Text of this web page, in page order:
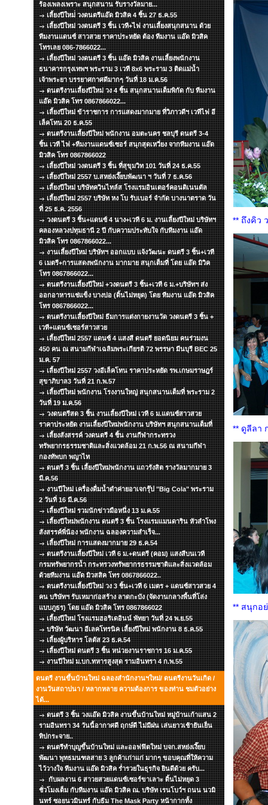
ร้องเพลงเพราะ สนุกสนาน รับรางวัลมาย...
เลี้ยงปีใหม่่ วงดนตรีแอ๊ด มิวสิค 4 ชิ้น 27 ธ.ค.55
เลี้ยงปีใหม่ วงดนตรี 3 ชิ้น เวที+ไฟ งานเลี้ยงสนุกสนาน ด้วย
ทีมงานแดนซ์ สาวสวย ราคาประหยัด ต้อง ทีมงาน แอ๊ด มิวสิค
โทรเลย 086-7866022...
เลี้ยงปีใหม่ วงดนตรี 3 ชิ้น แอ๊ด มิวสิค งานเลี้ยงพนักงาน
ธนาคารกรุงเทพฯ พระราม 3 เวที 8x6 พระราม 3 ติดแม่น้ำ
เจ้าพระยา บรรยาศกาศดีมากๆ วันที่ 18 ม.ค.56
ดนตรีงานเลี้ยงปีใหม่ วง 4 ชิ้น สนุกสนานเต็มพิกัด กับ ทีมงาน
แอ๊ด มิวสิค โทร 0867866022...
เลี้ยงปีใหม่ ข้าราชการ การแสดงมากมาย ที่วิภาวดีฯ เวทีไฟ อี
เล็คโทน 20 ธ.ค.55
ดนตรีงานเลี้ยงปีใหม่ พนักงาน อมตะนคร ชลบุรี ดนตรี 3-4
ชิ้น เวที ไฟ +ทีมงานแดนซ์เซอร์ สนุกสุดเหวี่ยง จากทีมงาน แอ๊ด
มิวสิค โทร 0867866022
เลี้ยงปีใหม่ วงดนตรี 3 ชิ้น ที่สุขุมวิท 101 วันที่ 24 ธ.ค.55
เลี้ยงปีใหม่ 2557 บ.สหย่งเงี๊ยบพัฒนา ฯ วันที่ 7 ธ.ค.56
เลี้ยงปีใหม่ บริษัทควินไทล์ส โรงแรมอินเตอร์คอนติเนนตัล
เลี้ยงปีใหม่ 2557 บริษัท หง โบ รับเบอร์ จำกัด บางนาตราด วัน
ที่ 25 ธ.ค. 2556
วงดนตรี 3 ชิ้น+แดนซ์ 4 นาง+เวที 6 ม. งานเลี้ยงปีใหม่ บริษัทฯ
คลองหลวงปทุมธานี 2 ปี กับความประทับใจ กับทีมงาน แอ๊ด
มิวสิค โทร 0867866022...
งานเลี้ยงปีใหม่ บริษัทฯ ออกแบบ แจ้งวัฒนะ ดนตรี 3 ชิ้น+เวที
6 เมตรี+การแสดงพนักงาน มากมาย สนุกเต็มที่ โดย แอ๊ด มิวิค
โทร 0867866022...
ดนตรีงานเลี้ยงปีใหม่ +วงดนตรี 3 ชิ้น+เวที 6 ม.+บริษัทฯ ส่ง
ออกอาหารแช่แข็ง บางบ่อ (ดิ้นไม่หยุด) โดย ทีมงาน แอ๊ด มิวสิค
โทร 0867866022...
ดนตรีงานเลี้ยงปีใหม่ ธีมการแต่งกายงานวัด วงดนตรี 3 ชิ้น +
เวที+แดนซ์เซอร์สาวสวย
เลี้ยงปีใหม่ 2557 แดนซ์ 4 แสงสี ดนตรี ยอดนิยม คนร่วมงน
450 คน ณ สนามกีฬาเฉลิมพระเกียรติ 72 พรรษา มีนบุรี BEC 25
ม.ค. 57
เลี้ยงปีใหม่ 2557 วงอีเล็คโทน ราคาประหยัด รพ.เกษมราษฎร์
สุขาภิบาล3 วันที่ 21 ก.พ.57
เลี้ยงปีใหม่ พนักงาน โรงงานใหญ่ สนุกสนานเต็มที่ พระราม 2
วันที่ 19 ม.ค.56
วงดนตรีสด 3 ชิ้น งานเลี้ยงปีใหม่ เวที 6 ม.แดนซ์สาวสวย
ราคาประหยัด งานเลี้ยงปีใหม่พนักงาน บริษัทฯ สนุกสนานเต็มที่
เลี้ยงสังสรรค์ วงดนตรี 4 ชิ้น งานกีฬากระทรวง
ทรัพยากรธรรมชาติและสิ่งแวดล้อม 21 ก.พ.56 ณ สนามกีฬา
กองทัพบก พญาไท
ดนตรี 3 ชิ้น เลี้ยงปีใหม่พนักงาน แถวรังสิต รางวัลมากมาย 3
มี.ค.56
งานปีใหม่ เครื่องดื่มน้ำดำค่ายอาเจกรุ๊ป "Big Cola" พระราม
2 วันที่ 16 มี.ค.56
เลี้ยงปีใหม่ รวมนักข่าวมือหนึ่ง 13 ม.ค.55
เลี้ยงปีใหม่พนักงาน ดนตรี 3 ชิ้น โรงแรมแมนดาริน หัวลำโพง
สังสรรค์พี่น้อง พนักงาน ฉลองความสำเร็จ...
เลี้ยงปีใหม่ การแสดงมากมาย 29 ธ.ค.54
ดนตรีงานเลี้ยงปีใหม่ เวที 6 ม.+ดนตรี (คอม) แสงสีบนเวที
กรมทรัพยากรน้ำ กระทรวงทรัพยากรธรรมชาติและสิ่งแวดล้อม
ด้วยทีมงาน แอ๊ด มิวสสิค โทร 0867866022..
ดนตรีงานเลี้ยงปีใหม่ วง 3 ชิ้น+เวที 6 เมตร + แดนซ์สาวสวย 4
คน บริษัทฯ รับเหมาก่อสร้าง ลาดกะบัง (จัดงานกลางพื้นที่โล่ง
แบบภูธร) โดย แอ๊ด มิวสิค โทร 0867866022
เลี้ยงปีใหม่ โรงแรมฮอริเดอินน์ พัทยา วันที่ 24 พ.ย.55
บริษัท วัฒนา อีเลคโทรนิค เลี้ยงปีใหม่ พนักงาน 8 ธ.ค.55
เลี้ยงผู้บริหาร โลตัส 23 ธ.ค.54
เลี้ยงปีใหม่ ดนตรี 3 ชิ้น หน่วยงานราชการ 16 ม.ค.55
งานปีใหม่ ม.บก.ทหารสูงสุด รามอินทรา 4 ก.พ.55
ดนตรี งานขึ้นบ้านใหม่ ฉลองสำนักงานฯใหม่/ ดนตรีงานวันเกิด /
งานวันสถาปนา / หลากหลาย ความต้องการ ของท่าน ชมตัวอย่าง
ได้...
ดนตรี 3 ชิ้น วงแอ๊ด มิวสิค งานขึ้นบ้านใหม่ หมู่บ้านเก้าแสน 2
รามอินทรา 34 วันนี้อากาศดี ฤกษ์ดี ไม่มีฝน เล่นยาวเช้ายันเย็น
ทิปกระจาย..
ดนตรีทำบุญขึ้นบ้านใหม่ และออฟฟิตใหม่ บจก.สหย่งเงี๊ยบ
พัฒนา พุทธมนฑลสาย 3 ลูกค้าเก่าแก่ มากๆ ขอบคุณที่ให้ความ
ไว้วางใจ ทีมงาน แอ๊ด มิวสิค ร่ำรวยในธุรกิจ ยินดีด้วย ครับ...
กับผลงาน 6 สาวยสวยแดนซ์เซอร์ขาเลาะ ดิ้นไม่หยุด 3
ชั่วโมงเต็ม กับทีมงาน แอ๊ด มิวสิค ณ. บริษัท เรนโบว์ฯ ถนน นวมิ
นทร์ ซอยนวมินทร์ กับธีม The Mask Party หน้ากากทั้ง
** ถึงคิว
** ดูลีลา
** สนุกอ